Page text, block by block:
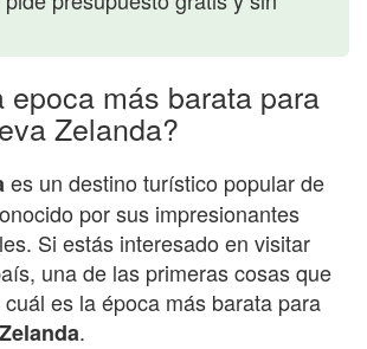
epoca más barata para
Zelanda?
es un destino turístico popular de
por sus impresionantes
Si estás interesado en visitar
una de las primeras cosas que
es la época más barata para
.